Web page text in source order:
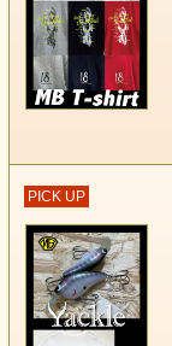
PICK UP